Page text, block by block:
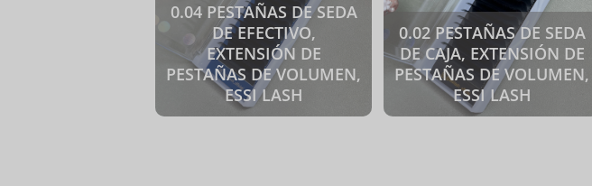
0.04 PESTAÑAS DE SEDA
DE EFECTIVO,
EXTENSIÓN DE
PESTAÑAS DE VOLUMEN,
ESSI LASH
0.02 PESTAÑAS DE SEDA
DE CAJA, EXTENSIÓN DE
PESTAÑAS DE VOLUMEN,
ESSI LASH